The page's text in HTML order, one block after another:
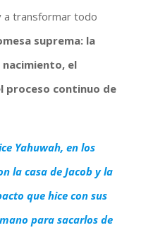
a transformar todo
suprema: la
nacimiento, el
proceso continuo de
Yahuwah, en los
la casa de Jacob y la
que hice con sus
para sacarlos de